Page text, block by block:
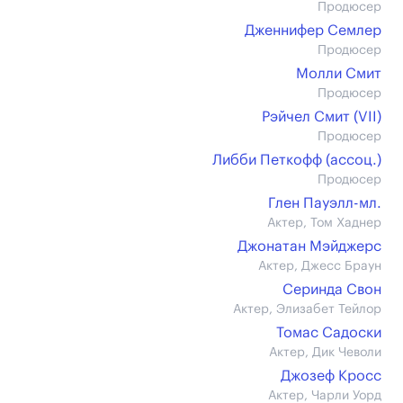
Продюсер
Дженнифер Семлер
Продюсер
Молли Смит
Продюсер
Рэйчел Смит (VII)
Продюсер
Либби Петкофф (ассоц.)
Продюсер
Глен Пауэлл-мл.
Актер, Том Хаднер
Джонатан Мэйджерс
Актер, Джесс Браун
Серинда Свон
Актер, Элизабет Тейлор
Томас Садоски
Актер, Дик Чеволи
Джозеф Кросс
Актер, Чарли Уорд